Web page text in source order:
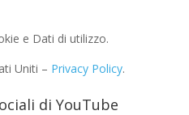
e Dati di utilizzo.
Uniti – Privacy Policy.
di YouTube